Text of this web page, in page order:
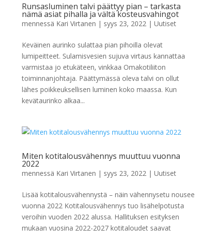
Runsasluminen talvi päättyy pian – tarkasta
nämä asiat pihalla ja vältä kosteusvahingot
mennessä Kari Virtanen | syys 23, 2022 | Uutiset
Keväinen aurinko sulattaa pian pihoilla olevat
lumipeitteet. Sulamisvesien sujuva virtaus kannattaa
varmistaa jo etukäteen, vinkkaa Omakotiliiton
toiminnanjohtaja. Päättymässä oleva talvi on ollut
lähes poikkeuksellisen luminen koko maassa. Kun
kevätaurinko alkaa...
Miten kotitalousvähennys muuttuu vuonna
2022
mennessä Kari Virtanen | syys 23, 2022 | Uutiset
Lisää kotitalousvähennystä – näin vähennysetu nousee
vuonna 2022 Kotitalousvähennys tuo lisähelpotusta
veroihin vuoden 2022 alussa. Hallituksen esityksen
mukaan vuosina 2022-2027 kotitaloudet saavat